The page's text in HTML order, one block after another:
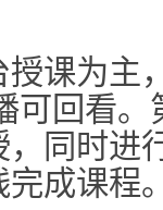
课为主
可回看
同时进
完成课程